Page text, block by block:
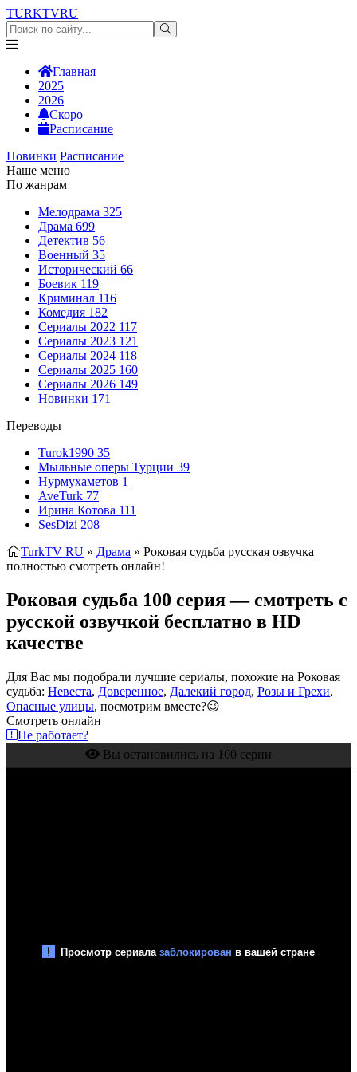
TURKTVRU
Главная
2025
2026
Скоро
Расписание
Новинки Расписание
Наше меню
По жанрам
Мелодрама 325
Драма 699
Детектив 56
Военный 35
Исторический 66
Боевик 119
Криминал 116
Комедия 182
Сериалы 2022 117
Сериалы 2023 121
Сериалы 2024 118
Сериалы 2025 160
Сериалы 2026 149
Новинки 171
Переводы
Turok1990 35
Мыльные оперы Турции 39
Нурмухаметов 1
AveTurk 77
Ирина Котова 111
SesDizi 208
TurkTV RU » Драма » Роковая судьба русская озвучка
полностью смотреть онлайн!
Роковая судьба 100 серия — смотреть с
русской озвучкой бесплатно в HD
качестве
Для Вас мы подобрали лучшие сериалы, похожие на Роковая
судьба: Невеста, Доверенное, Далекий город, Розы и Грехи,
Опасные улицы, посмотрим вместе?😉
Смотреть онлайн
Не работает?
Вы остановились на 100 серии